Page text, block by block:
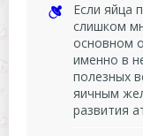
Если яйца
слишком
основном
именно в
полезных
яичным
развития